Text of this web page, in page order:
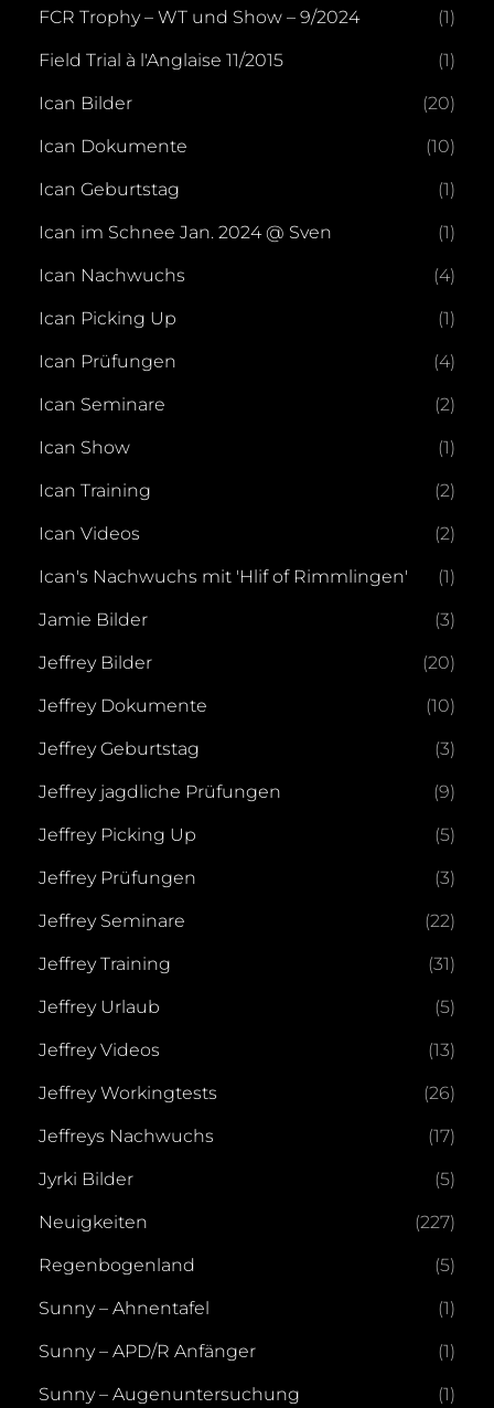
FCR Trophy – WT und Show – 9/2024 (1)
Field Trial à l'Anglaise 11/2015 (1)
Ican Bilder (20)
Ican Dokumente (10)
Ican Geburtstag (1)
Ican im Schnee Jan. 2024 @ Sven (1)
Ican Nachwuchs (4)
Ican Picking Up (1)
Ican Prüfungen (4)
Ican Seminare (2)
Ican Show (1)
Ican Training (2)
Ican Videos (2)
Ican's Nachwuchs mit 'Hlif of Rimmlingen' (1)
Jamie Bilder (3)
Jeffrey Bilder (20)
Jeffrey Dokumente (10)
Jeffrey Geburtstag (3)
Jeffrey jagdliche Prüfungen (9)
Jeffrey Picking Up (5)
Jeffrey Prüfungen (3)
Jeffrey Seminare (22)
Jeffrey Training (31)
Jeffrey Urlaub (5)
Jeffrey Videos (13)
Jeffrey Workingtests (26)
Jeffreys Nachwuchs (17)
Jyrki Bilder (5)
Neuigkeiten (227)
Regenbogenland (5)
Sunny – Ahnentafel (1)
Sunny – APD/R Anfänger (1)
Sunny – Augenuntersuchung (1)